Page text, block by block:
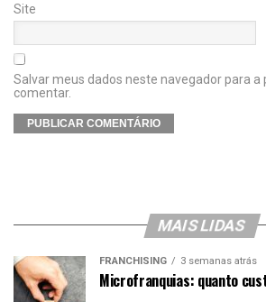
Site
Salvar meus dados neste navegador para a
comentar.
MAIS LIDAS
FRANCHISING 3 semanas atrás
Microfranquias: quanto